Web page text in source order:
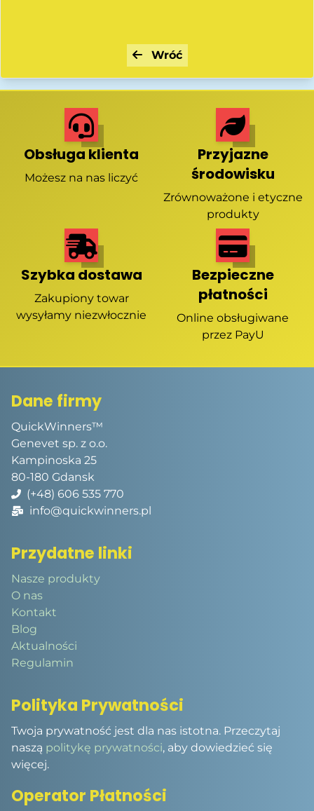
Wróć
Obsługa klienta
Możesz na nas liczyć
Przyjazne
środowisku
Zrównoważone i etyczne
produkty
Szybka dostawa
Zakupiony towar
wysyłamy niezwłocznie
Bezpieczne
płatności
Online obsługiwane
przez PayU
Dane firmy
QuickWinners™
Genevet sp. z o.o.
Kampinoska 25
80-180 Gdansk
(+48) 606 535 770
info@quickwinners.pl
Przydatne linki
Nasze produkty
O nas
Kontakt
Blog
Aktualności
Regulamin
Polityka Prywatności
Twoja prywatność jest dla nas istotna. Przeczytaj
naszą politykę prywatności, aby dowiedzieć się
więcej.
Operator Płatności